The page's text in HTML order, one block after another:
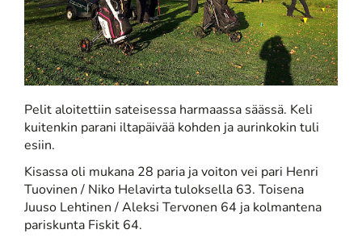
Pelit aloitettiin sateisessa harmaassa säässä. Keli
kuitenkin parani iltapäivää kohden ja aurinkokin tuli
esiin.
Kisassa oli mukana 28 paria ja voiton vei pari Henri
Tuovinen / Niko Helavirta tuloksella 63. Toisena
Juuso Lehtinen / Aleksi Tervonen 64 ja kolmantena
pariskunta Fiskit 64.